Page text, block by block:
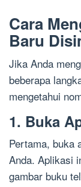
Cara
Baru
Jika Anda
beberapa
mengetahui
1. Buka
Pertama, buka
Anda. Aplikasi
gambar buku